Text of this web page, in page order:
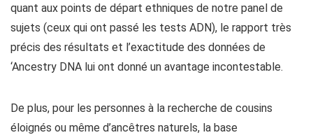
quant aux points de départ ethniques de notre panel de
sujets (ceux qui ont passé les tests ADN), le rapport très
précis des résultats et l’exactitude des données de
‘Ancestry DNA lui ont donné un avantage incontestable.
De plus, pour les personnes à la recherche de cousins
éloignés ou même d’ancêtres naturels, la base